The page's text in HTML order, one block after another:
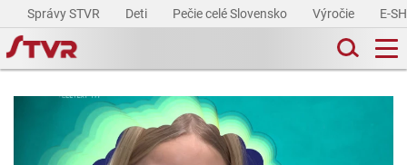
Správy STVR Deti Pečie celé Slovensko Výročie E-